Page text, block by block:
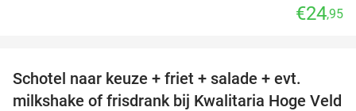
€24,95
Schotel naar keuze + friet + salade + evt.
milkshake of frisdrank bij Kwalitaria Hoge Veld